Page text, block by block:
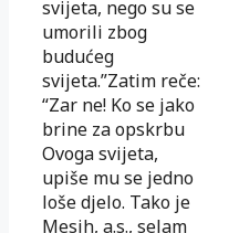
svijeta, nego su se
umorili zbog
budućeg
svijeta.”Zatim reče:
“Zar ne! Ko se jako
brine za opskrbu
Ovoga svijeta,
upiše mu se jedno
loše djelo. Tako je
Mesih, a.s., selam